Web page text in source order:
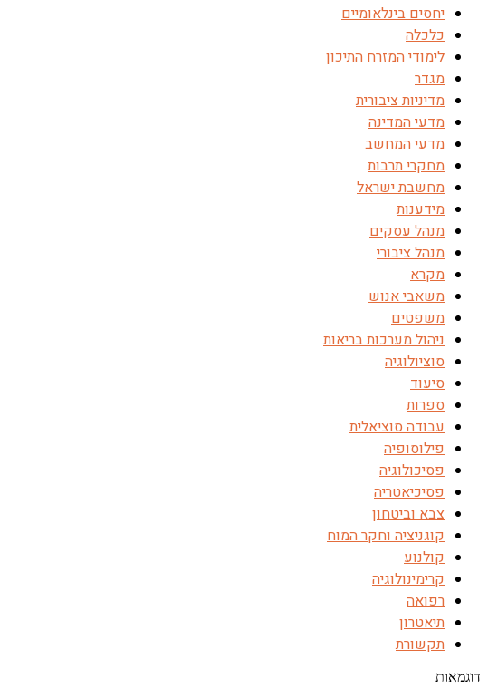
יחסים בינלאומיים
כלכלה
לימודי המזרח התיכון
מגדר
מדיניות ציבורית
מדעי המדינה
מדעי המחשב
מחקרי תרבות
מחשבת ישראל
מידענות
מנהל עסקים
מנהל ציבורי
מקרא
משאבי אנוש
משפטים
ניהול מערכות בריאות
סוציולוגיה
סיעוד
ספרות
עבודה סוציאלית
פילוסופיה
פסיכולוגיה
פסיכיאטריה
צבא וביטחון
קוגניציה וחקר המוח
קולנוע
קרימינולוגיה
רפואה
תיאטרון
תקשורת
דוגמאות